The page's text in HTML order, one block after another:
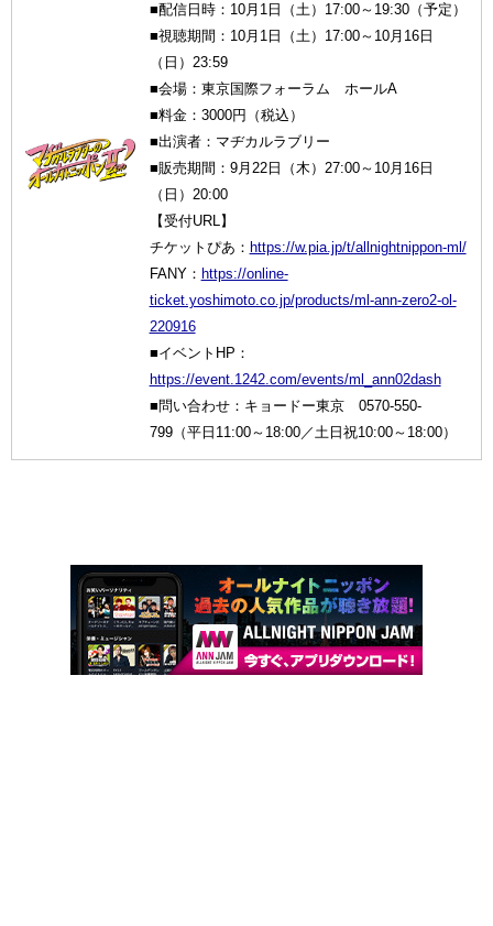
■配信日時：10月1日（土）17:00～19:30（予定）
■視聴期間：10月1日（土）17:00～10月16日
（日）23:59
■会場：東京国際フォーラム ホールA
■料金：3000円（税込）
■出演者：マヂカルラブリー
■販売期間：9月22日（木）27:00～10月16日
（日）20:00
【受付URL】
チケットぴあ： https://w.pia.jp/t/allnightnippon-ml/
FANY： https://online-
ticket.yoshimoto.co.jp/products/ml-ann-zero2-ol-
220916
■イベントHP：
https://event.1242.com/events/ml_ann02dash
■問い合わせ：キョードー東京 0570-550-
799（平日11:00～18:00／土日祝10:00～18:00）